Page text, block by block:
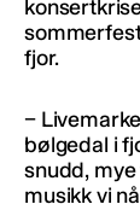
fjor.
−
bølgedal i
snudd,
musikk vi